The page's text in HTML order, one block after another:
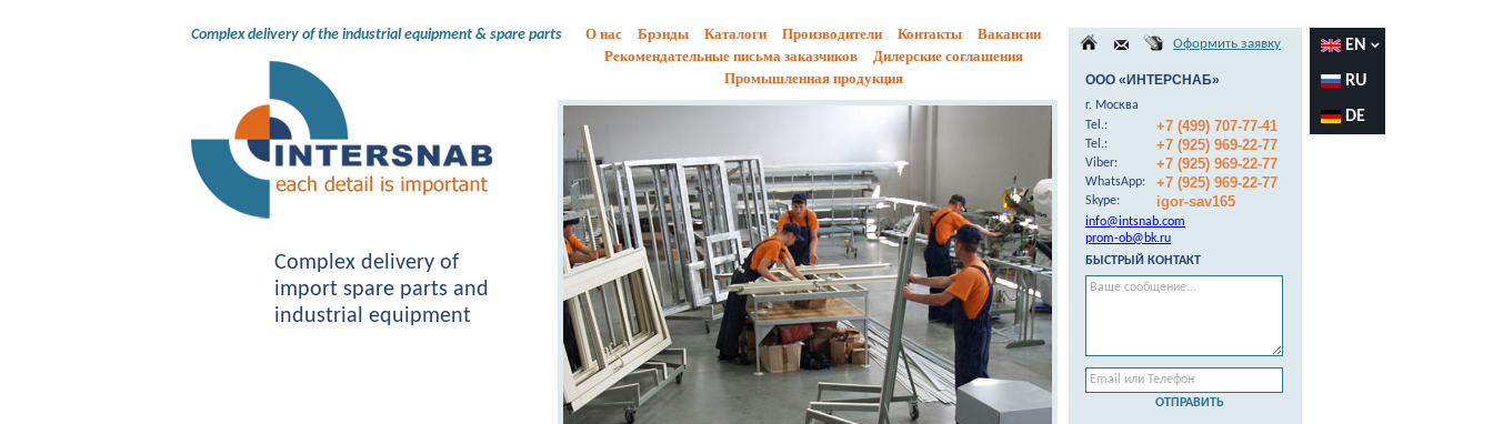
EN
RU
DE
Complex delivery of the industrial equipment & spare parts
Complex delivery of
import spare parts and
industrial equipment
Оформить заявку
ООО «ИНТЕРСНАБ»
г. Москва
Теl.:
+7 (499) 707-77-41
Теl.: +7 (925) 969-22-77
Viber: +7 (925) 969-22-77
WhatsApp: +7 (925) 969-22-77
Skype: igor-sav165
info@intsnab.com
prom-ob@bk.ru
БЫСТРЫЙ КОНТАКТ
ОТПРАВИТЬ
О нас Брэнды Каталоги Производители Контакты
Вакансии
Рекомендательные письма заказчиков
Дилерские соглашения
Промышленная продукция